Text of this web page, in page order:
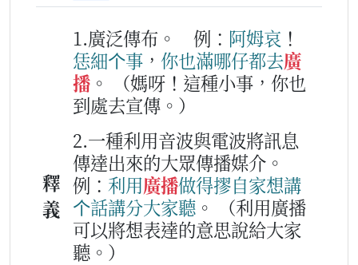
釋
義
1.廣泛傳布。 例： 阿姆哀 ！
恁細个事 ， 你也滿哪仔都去廣
播 。
（媽呀！這種小事，你也
到處去宣傳。）
2.一種利用音波與電波將訊息
傳達出來的大眾傳播媒介。
例： 利用廣播做得摎自家想講
个話講分大家聽 。
（利用廣播
可以將想表達的意思說給大家
聽。）